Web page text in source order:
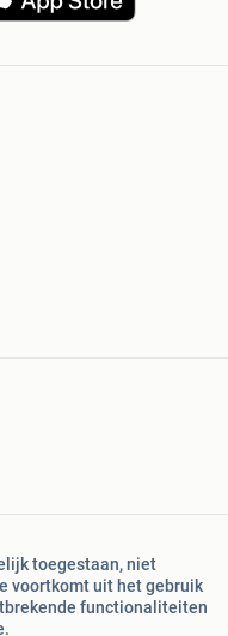
toegestaan, niet
voortkomt uit het gebruik
functionaliteiten